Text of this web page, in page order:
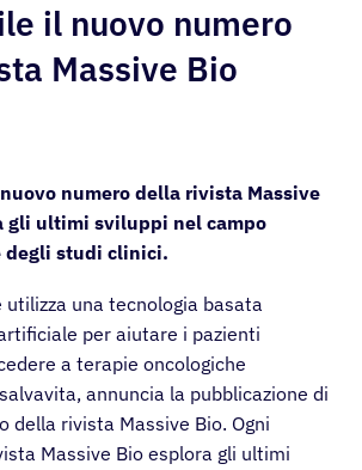
il nuovo numero
Massive Bio
numero della rivista Massive
gli ultimi sviluppi nel campo
degli studi clinici.
utilizza una tecnologia basata
per aiutare i pazienti
a terapie oncologiche
annuncia la pubblicazione di
della rivista Massive Bio. Ogni
Massive Bio esplora gli ultimi